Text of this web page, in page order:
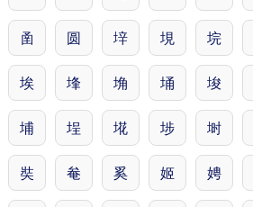
圅 圆 垶 垷 垸
埃 埄 埆 埇 埈
埔 埕 埖 埗 埘
奘 奙 奚 姬 娉